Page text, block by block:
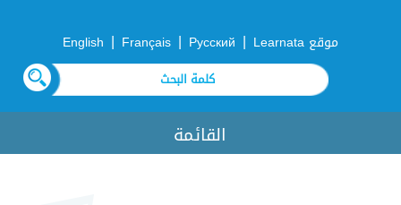
موقع Learnata |
Русский
|
Français
|
English
القائمة